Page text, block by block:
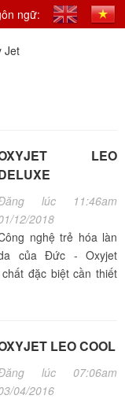
ngữ:
Jet
LEO
lúc 11:46am
12/2018
nghệ trẻ hóa làn
của Đức - Oxyjet
đặc biệt cần thiết
LEO COOL
lúc 07:06am
04/2016